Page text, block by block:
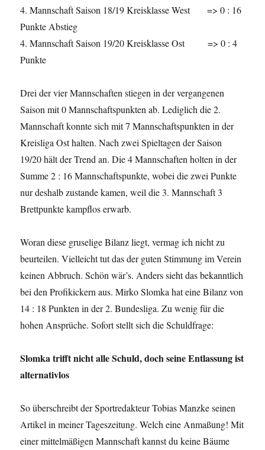
4. Mannschaft Saison 18/19 Kreisklasse West => 0 : 16
Punkte Abstieg
4. Mannschaft Saison 19/20 Kreisklasse Ost => 0 : 4
Punkte
Drei der vier Mannschaften stiegen in der vergangenen
Saison mit 0 Mannschaftspunkten ab. Lediglich die 2.
Mannschaft konnte sich mit 7 Mannschaftspunkten in der
Kreisliga Ost halten. Nach zwei Spieltagen der Saison
19/20 hält der Trend an. Die 4 Mannschaften holten in der
Summe 2 : 16 Mannschaftspunkte, wobei die zwei Punkte
nur deshalb zustande kamen, weil die 3. Mannschaft 3
Brettpunkte kampflos erwarb.
Woran diese gruselige Bilanz liegt, vermag ich nicht zu
beurteilen. Vielleicht tut das der guten Stimmung im Verein
keinen Abbruch. Schön wär’s. Anders sieht das bekanntlich
bei den Profikickern aus. Mirko Slomka hat eine Bilanz von
14 : 18 Punkten in der 2. Bundesliga. Zu wenig für die
hohen Ansprüche. Sofort stellt sich die Schuldfrage:
Slomka trifft nicht alle Schuld, doch seine Entlassung ist
alternativlos
So überschreibt der Sportredakteur Tobias Manzke seinen
Artikel in meiner Tageszeitung. Welch eine Anmaßung! Mit
einer mittelmäßigen Mannschaft kannst du keine Bäume